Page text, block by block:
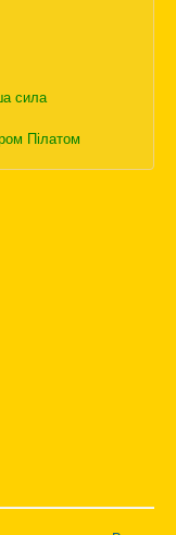
сила
Пілатом